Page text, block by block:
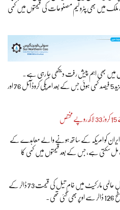
میں بھی پٹرولیم مصنوعات کی قیمتوں میں کمی
میں بھی اہم پیش رفت دیکھی جا رہی ہے۔
انٹرنیشنل مارکیٹ میں خام تیل کی قیمت میں مزید 5 فیصد کمی ہوئی جس کے بعد امریکی کروڈ آئل 76 اور
کو امریکہ کے ساتھ ہونے والے معاہدے کے
سکتی ہے، جس کے بعد قیمتوں میں کمی کا
واضح رہے کہ ایران جنگ شروع ہونے سے قبل عالمی مارکیٹ میں خام تیل کی قیمت 73 ڈالر کے